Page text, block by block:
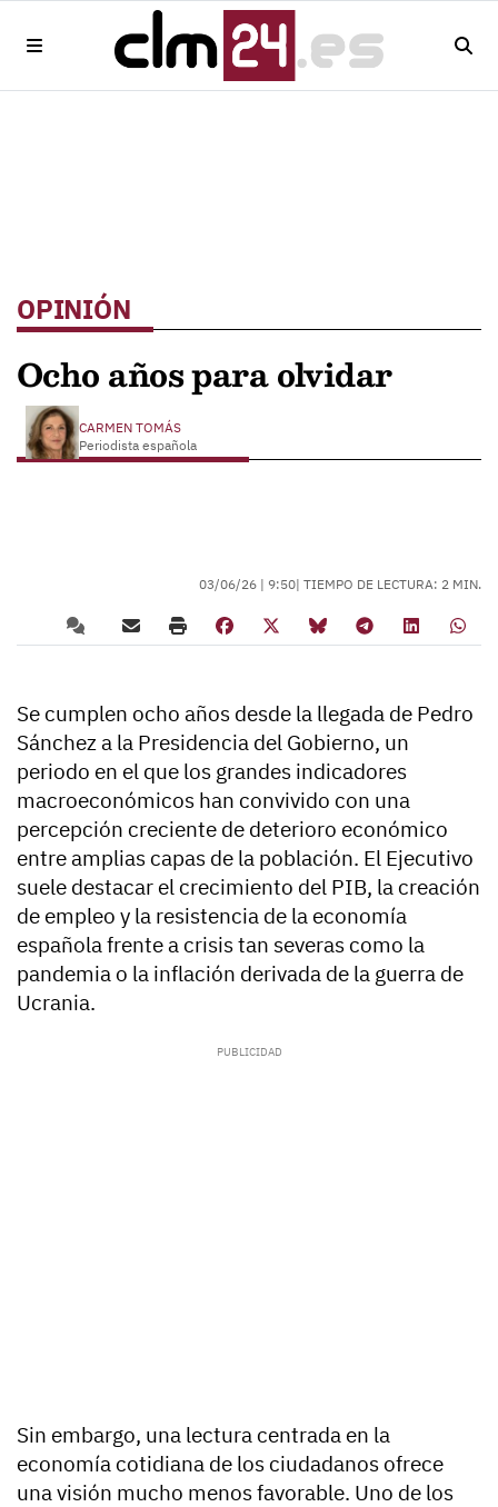
OPINIÓN
Ocho años para olvidar
CARMEN TOMÁS
Periodista española
03/06/26 | 9:50| TIEMPO DE LECTURA: 2 MIN.
Se cumplen ocho años desde la llegada de Pedro
Sánchez a la Presidencia del Gobierno, un
periodo en el que los grandes indicadores
macroeconómicos han convivido con una
percepción creciente de deterioro económico
entre amplias capas de la población. El Ejecutivo
suele destacar el crecimiento del PIB, la creación
de empleo y la resistencia de la economía
española frente a crisis tan severas como la
pandemia o la inflación derivada de la guerra de
Ucrania.
Sin embargo, una lectura centrada en la
economía cotidiana de los ciudadanos ofrece
una visión mucho menos favorable. Uno de los